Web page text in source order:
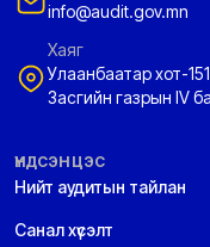
info@audit.gov.mn
Хаяг
Улаанбаатар хот-
Засгийн газрын IV
ҮНДСЭН ЦЭС
Нийт аудитын тайлан
Санал хүсэлт